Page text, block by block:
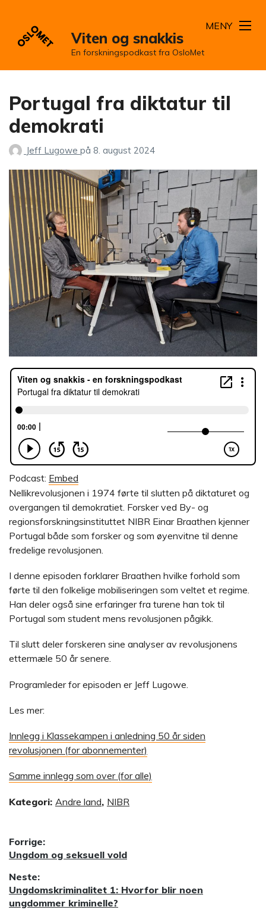
Viten og snakkis
En forskningspodkast fra OsloMet
MENY
Portugal fra diktatur til
demokrati
Jeff Lugowe på 8. august 2024
Podcast: Embed
Nellikrevolusjonen i 1974 førte til slutten på diktaturet og
overgangen til demokratiet. Forsker ved By- og
regionsforskningsinstituttet NIBR Einar Braathen kjenner
Portugal både som forsker og som øyenvitne til denne
fredelige revolusjonen.
I denne episoden forklarer Braathen hvilke forhold som
førte til den folkelige mobiliseringen som veltet et regime.
Han deler også sine erfaringer fra turene han tok til
Portugal som student mens revolusjonen pågikk.
Til slutt deler forskeren sine analyser av revolusjonens
ettermæle 50 år senere.
Programleder for episoden er Jeff Lugowe.
Les mer:
Innlegg i Klassekampen i anledning 50 år siden
revolusjonen (for abonnementer)
Samme innlegg som over (for alle)
Kategori: Andre land, NIBR
Innleggsnavigasjon
Forrige:
Forrige
Ungdom og seksuell vold
Neste:
Neste
innlegg:
Ungdomskriminalitet 1: Hvorfor blir noen
ungdommer kriminelle?